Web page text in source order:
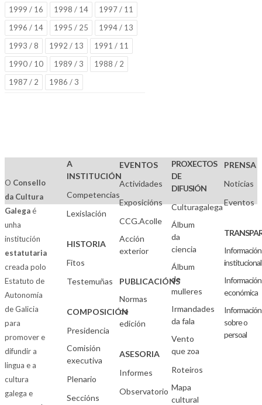
1999 / 16
1998 / 14
1997 / 11
1996 / 14
1995 / 25
1994 / 13
1993 / 8
1992 / 13
1991 / 11
1990 / 10
1989 / 3
1988 / 2
1987 / 2
1986 / 3
O Consello
da Cultura
Galegaé
unha
institución
estatutaria
creada polo
Estatuto de
Autonomía
de Galicia
para
promover e
difundir a
lingua e a
cultura
galega e
A
INSTITUCIÓN
Competencias
Lexislación
HISTORIA
Fitos
Testemuñas
COMPOSICIÓN
Presidencia
Comisión
executiva
Plenario
Seccións
EVENTOS
Actividades
Exposicións
CCG.Acolle
Acción
exterior
PUBLICACIÓNS
Normas
de
edición
ASESORIA
Informes
Observatorio
PROXECTOS
DE
DIFUSIÓN
Culturagalega
Álbum
da
ciencia
Álbum
de
mulleres
Irmandades
da fala
Vento
que zoa
Roteiros
Mapa
cultural
PRENSA
Noticias
Eventos
Información
institucional
Información
económica
Información
sobre o
persoal